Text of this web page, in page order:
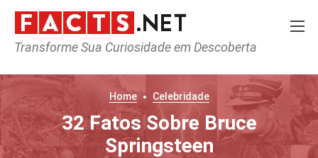
Transforme Sua Curiosidade em Descoberta
Home Celebridade
32 Fatos Sobre Bruce
Springsteen